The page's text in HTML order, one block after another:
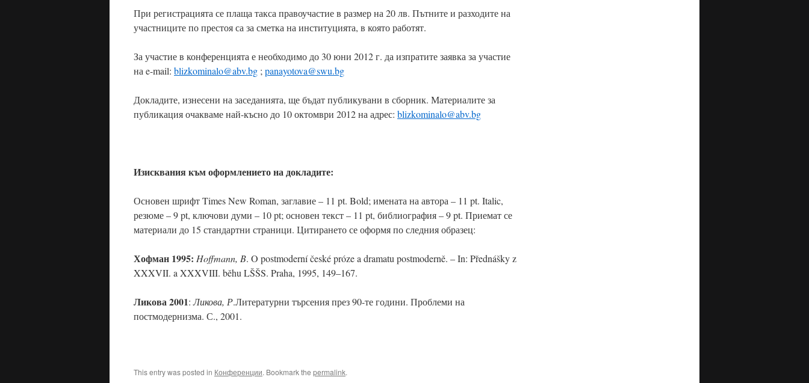
При регистрацията се плаща такса правоучастие в размер на 20 лв. Пътните и разходите на
участниците по престоя са за сметка на институцията, в която работят.
За участие в конференцията е необходимо до 30 юни 2012 г. да изпратите заявка за участие
на e-mail: blizkominalo@abv.bg ; panayotova@swu.bg
Докладите, изнесени на заседанията, ще бъдат публикувани в сборник. Материалите за
публикация очакваме най-късно до 10 октомври 2012 на адрес: blizkominalo@abv.bg
Изисквания към оформлението на докладите:
Основен шрифт Times New Roman, заглавие – 11 pt. Bold; имената на автора – 11 pt. Italic,
резюме – 9 pt, ключови думи – 10 pt; основен текст – 11 pt, библиография – 9 pt. Приемат се
материали до 15 стандартни страници. Цитирането се оформя по следния образец:
Хофман 1995: Hoffmann, B. O postmoderní české próze a dramatu postmoderně. – In: Přednášky z
XXXVII. a XXXVIII. běhu LŠŠS. Praha, 1995, 149–167.
Ликова 2001:Ликова, Р.Литературни търсения през 90-те години. Проблеми на
постмодернизма. С., 2001.
This entry was posted in Конференции. Bookmark the permalink.